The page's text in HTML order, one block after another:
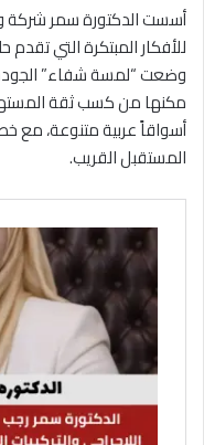
أسست الدكتورة سمر
للأفكار المبتكرة التي تقدم
وضعت “لمسة شفاء” الجودة
مكنها من كسب ثقة
أسواقاً عربية متنوعة، مع
المستقبل القريب.